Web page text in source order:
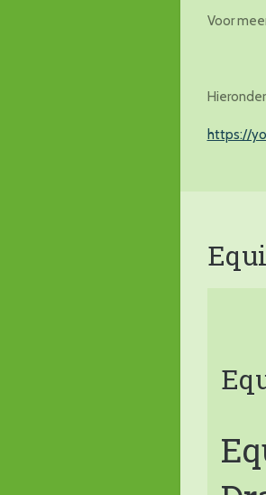
Voor
https://